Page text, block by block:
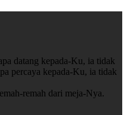
datang kepada-Ku, ia tidak
percaya kepada-Ku, ia tidak
remah dari meja-Nya.